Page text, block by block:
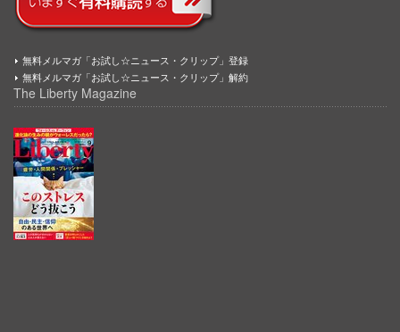
無料メルマガ「お試し☆ニュース・クリップ」登録
無料メルマガ「お試し☆ニュース・クリップ」解約
The Liberty Magazine